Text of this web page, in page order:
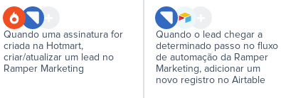
Quando uma assinatura for
criada na Hotmart,
criar/atualizar um lead no
Ramper Marketing
Quando o lead chegar a
determinado passo no fluxo
de automação da Ramper
Marketing, adicionar um
novo registro no Airtable